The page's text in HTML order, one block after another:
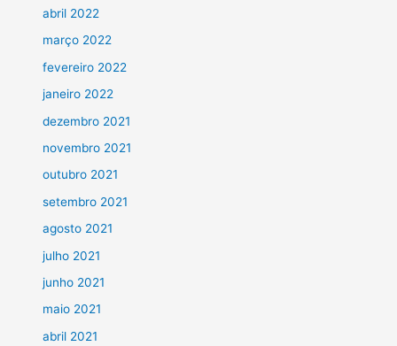
abril 2022
março 2022
fevereiro 2022
janeiro 2022
dezembro 2021
novembro 2021
outubro 2021
setembro 2021
agosto 2021
julho 2021
junho 2021
maio 2021
abril 2021